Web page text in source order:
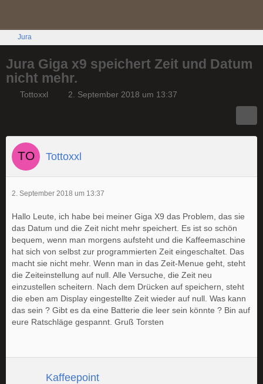
Jura
Jura Giga x9 speichert Zeit und Datum
nicht mehr.
Tottoxxl 2. September 2018 um 13:37
Tottoxxl
2. September 2018 um 13:37
Hallo Leute, ich habe bei meiner Giga X9 das Problem, das sie
das Datum und die Zeit nicht mehr speichert. Es ist so schön
bequem, wenn man morgens aufsteht und die Kaffeemaschine
hat sich von selbst zur programmierten Zeit eingeschaltet. Das
macht sie nicht mehr. Wenn man in das Zeit-Menue geht, steht
die Zeiteinstellung auf null. Alle Versuche, die Zeit neu
einzustellen scheitern. Nach dem Drücken auf speichern, steht
die eben am Display eingestellte Zeit wieder auf null. Was kann
das sein ? Gibt es da eine Batterie die leer sein könnte ? Bin auf
eure Ratschläge gespannt. Gruß Torsten
Kaffeepoint